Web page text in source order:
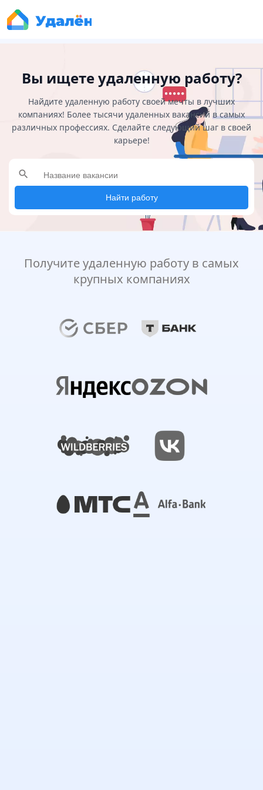
Вы ищете удаленную работу?
Найдите удаленную работу своей мечты в лучших
компаниях! Более тысячи удаленных вакансий в самых
различных профессиях. Сделайте следующий шаг в своей
карьере!
search
Найти работу
Получите удаленную работу в самых
крупных компаниях